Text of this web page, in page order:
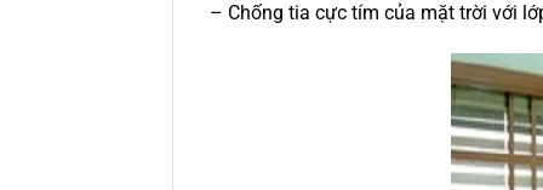
– Chống tia cực tím của mặt trời với